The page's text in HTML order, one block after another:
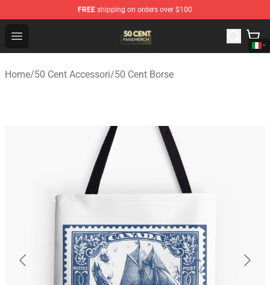
FREE shipping on orders over $100
Open menu
50 Cent Shop - Official 50 Cent Merchandise Store
Home/50 Cent Accessori/50 Cent Borse